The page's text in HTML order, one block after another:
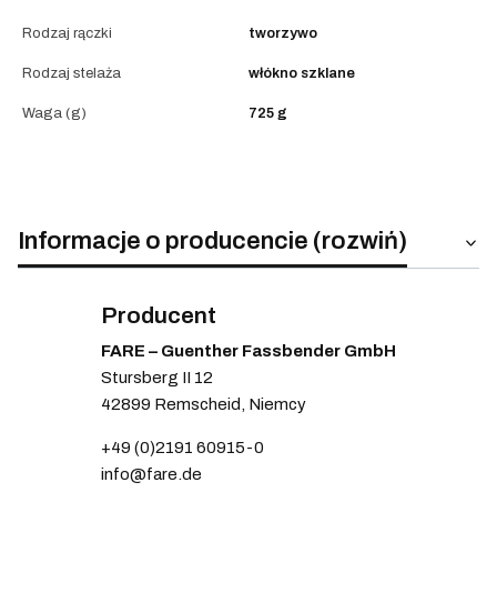
Rodzaj rączki tworzywo
Rodzaj stelaża włókno szklane
Waga (g) 725 g
Informacje o producencie (rozwiń)
Producent
FARE – Guenther Fassbender GmbH
Stursberg II 12
42899 Remscheid, Niemcy
+49 (0)2191 60915-0
info@fare.de